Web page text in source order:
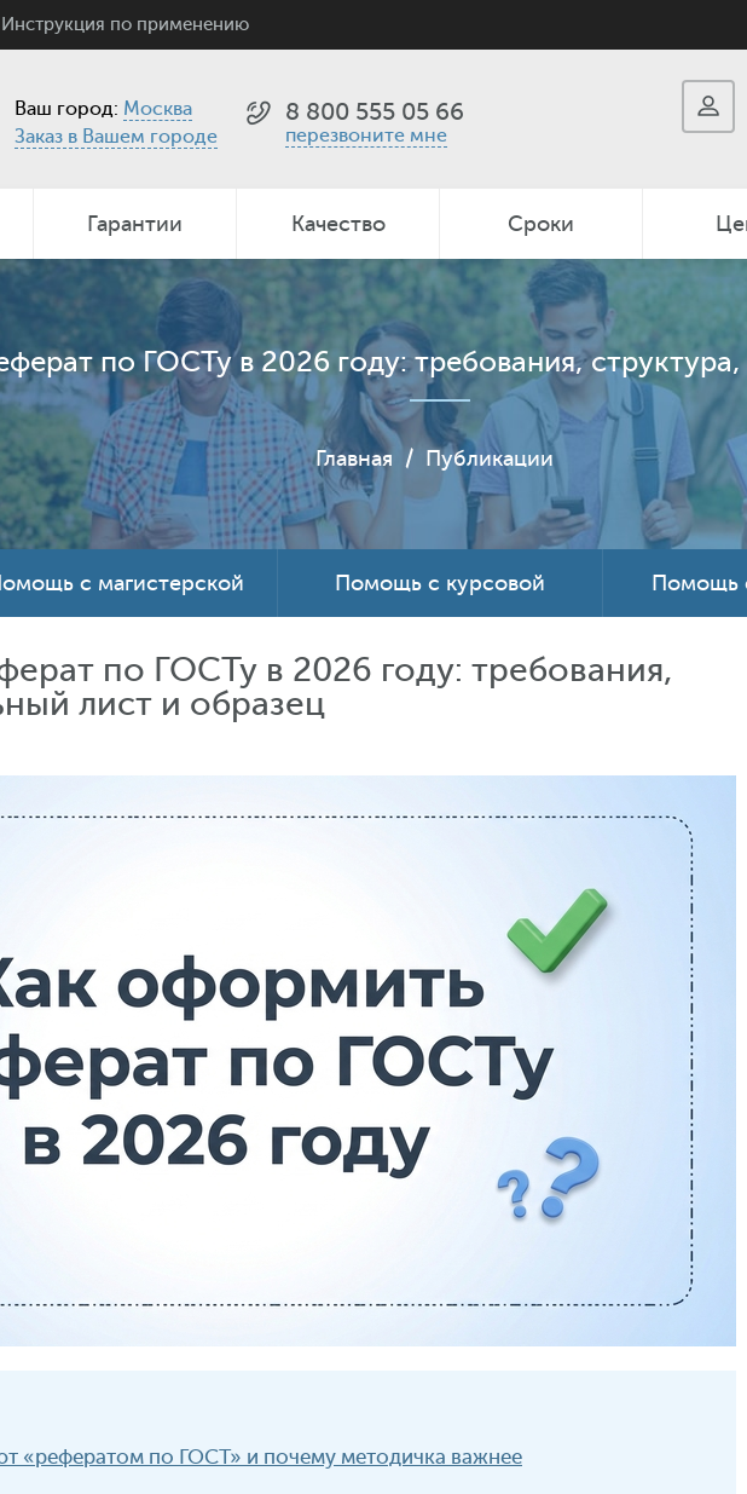
Инструкция по применению
Ваш город: Москва
Заказ в Вашем городе
8 800 555 05 66
перезвоните мне
Гарантии Качество Сроки
по ГОСТу в 2026 году: требования,
Главная / Публикации
с магистерской Помощь с курсовой Помощь
по ГОСТу в 2026 году: требования,
лист и образец
«рефератом по ГОСТ» и почему методичка важнее